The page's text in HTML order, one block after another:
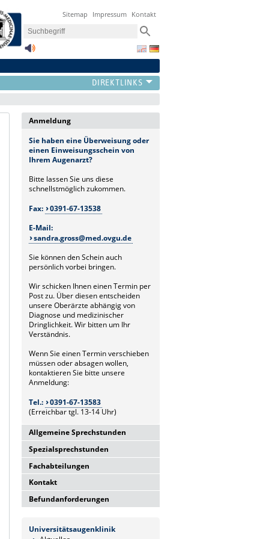
Sitemap Impressum Kontakt
Anmeldung
Sie haben eine Überweisung oder
einen Einweisungsschein von
Ihrem Augenarzt?
Bitte lassen Sie uns diese
schnellstmöglich zukommen.
Fax:
0391-67-13538
E-Mail:
sandra.gross@med.ovgu.de
Sie können den Schein auch
persönlich vorbei bringen.
Wir schicken Ihnen einen Termin per
Post zu. Über diesen entscheiden
unsere Oberärzte abhängig von
Diagnose und medizinischer
Dringlichkeit. Wir bitten um Ihr
Verständnis.
Wenn Sie einen Termin verschieben
müssen oder absagen wollen,
kontaktieren Sie bitte unsere
Anmeldung:
Tel.:
0391-67-13583
(Erreichbar tgl. 13-14 Uhr)
Allgemeine Sprechstunden
Allgemeine Hochschulambulanz
Mo-Fr. 7.00-15.30 Uhr
Anmeldung über Poliklinik
(13.00-14.00 Uhr)
Tel.: 0391-67-13583
und nach Vereinbarung
Spezialsprechstunden
Glaukomsprechstunde
Mo-Fr. 8.00-15.30 Uhr
Anmeldung über Poliklinik
(13.00-14.00 Uhr)
Tel.: 0391-67-13583
AMD-Sprechstunde (Intravitreale
Fachabteilungen
Laserabteilung
Mo.-Fr. 8.00-14.00 Uhr
Anmeldung über Poliklinik
Tel.:
0391-67-13583
Kontakt
Universitätsklinikum Magdeburg
Leipziger Str. 44 (Haus 60b)
Befundanforderungen
entweder per Mail oder Fax:
Universitätsaugenklinik